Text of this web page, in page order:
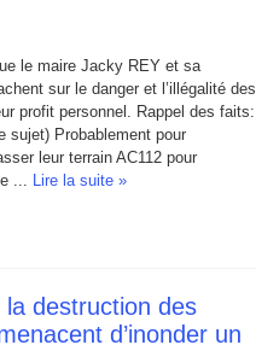
le maire Jacky REY et sa
sur le danger et l’illégalité des
profit personnel. Rappel des faits:
sujet) Probablement pour
leur terrain AC112 pour
... Lire la suite »
destruction des
d’inonder un